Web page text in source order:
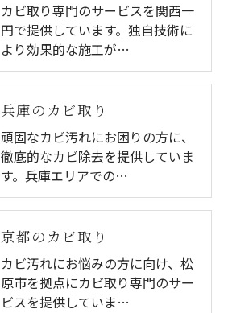
カビ取り専門のサービスを関西一
円で提供しています。独自技術に
より効果的な施工が…
兵庫のカビ取り
頑固なカビ汚れにお困りの方に、
徹底的なカビ除去を提供していま
す。兵庫エリアでの…
京都のカビ取り
カビ汚れにお悩みの方に向け、松
原市を拠点にカビ取り専門のサー
ビスを提供していま…